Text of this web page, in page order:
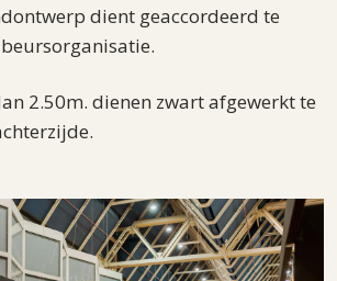
dient geaccordeerd te
2.50m. dienen zwart afgewerkt te